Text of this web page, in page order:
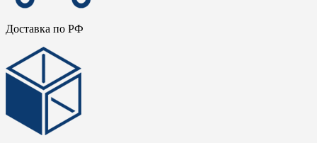
Доставка по РФ